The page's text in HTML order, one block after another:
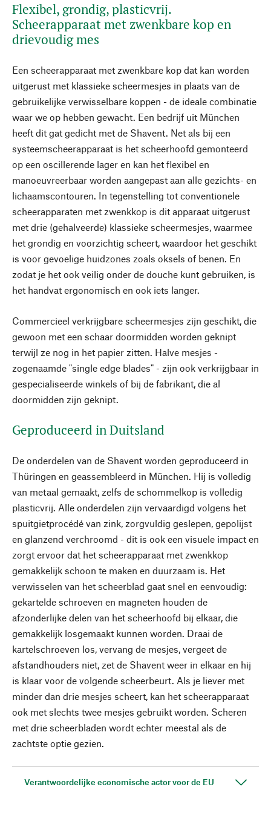
Flexibel, grondig, plasticvrij.
Scheerapparaat met zwenkbare kop en
drievoudig mes
Een scheerapparaat met zwenkbare kop dat kan worden
uitgerust met klassieke scheermesjes in plaats van de
gebruikelijke verwisselbare koppen - de ideale combinatie
waar we op hebben gewacht. Een bedrijf uit München
heeft dit gat gedicht met de Shavent. Net als bij een
systeemscheerapparaat is het scheerhoofd gemonteerd
op een oscillerende lager en kan het flexibel en
manoeuvreerbaar worden aangepast aan alle gezichts- en
lichaamscontouren. In tegenstelling tot conventionele
scheerapparaten met zwenkkop is dit apparaat uitgerust
met drie (gehalveerde) klassieke scheermesjes, waarmee
het grondig en voorzichtig scheert, waardoor het geschikt
is voor gevoelige huidzones zoals oksels of benen. En
zodat je het ook veilig onder de douche kunt gebruiken, is
het handvat ergonomisch en ook iets langer.
Commercieel verkrijgbare scheermesjes zijn geschikt, die
gewoon met een schaar doormidden worden geknipt
terwijl ze nog in het papier zitten. Halve mesjes -
zogenaamde "single edge blades" - zijn ook verkrijgbaar in
gespecialiseerde winkels of bij de fabrikant, die al
doormidden zijn geknipt.
Geproduceerd in Duitsland
De onderdelen van de Shavent worden geproduceerd in
Thüringen en geassembleerd in München. Hij is volledig
van metaal gemaakt, zelfs de schommelkop is volledig
plasticvrij. Alle onderdelen zijn vervaardigd volgens het
spuitgietprocédé van zink, zorgvuldig geslepen, gepolijst
en glanzend verchroomd - dit is ook een visuele impact en
zorgt ervoor dat het scheerapparaat met zwenkkop
gemakkelijk schoon te maken en duurzaam is. Het
verwisselen van het scheerblad gaat snel en eenvoudig:
gekartelde schroeven en magneten houden de
afzonderlijke delen van het scheerhoofd bij elkaar, die
gemakkelijk losgemaakt kunnen worden. Draai de
kartelschroeven los, vervang de mesjes, vergeet de
afstandhouders niet, zet de Shavent weer in elkaar en hij
is klaar voor de volgende scheerbeurt. Als je liever met
minder dan drie mesjes scheert, kan het scheerapparaat
ook met slechts twee mesjes gebruikt worden. Scheren
met drie scheerbladen wordt echter meestal als de
zachtste optie gezien.
Verantwoordelijke economische actor voor de EU